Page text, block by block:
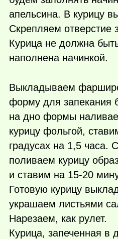
апельсина. В курицу
Скрепляем отверстие
Курица не должна
наполнена начинкой.
Выкладываем
форму для запекания
на дно формы
курицу фольгой,
градусах на 1,5 часа.
поливаем курицу
и ставим на 15-20
Готовую курицу
украшаем листьями
Нарезаем, как рулет.
Курица, запеченная в